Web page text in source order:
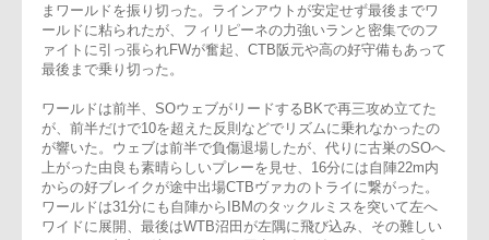
手陣深く攻め込み、ラインアウトモールからまたもフィリピー
ネが左隅へ今度は軽やかにダイビング。31分には同点に追い付
かれたが、34分FB高主将が冷静に決勝PGを蹴り込み、そのま
まワールドを振り切った。ラインアウトが安定せず最後までワ
ールドに粘られたが、フィリピーネの力強いランと密集でのフ
ァイトに引っ張られFWが奮起、CTB阪元や高の好守備もあっ
最後まで乗り切った。
ワールドは前半、SOウェブがリードするBKで再三攻め立てた
が、前半だけで10を超えた反則などでリズムに乗れなかったの
が響いた。ウェブは前半で負傷退場したが、代りに古巣のSO